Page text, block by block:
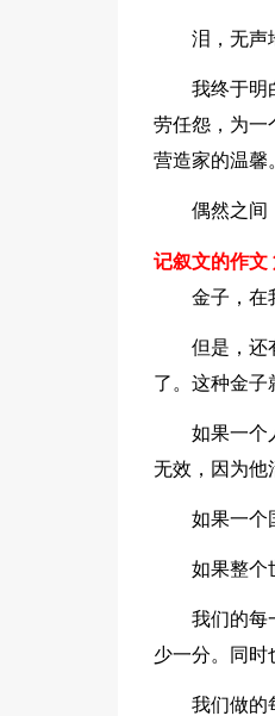
泪，无声
我终于明
劳任怨，为一
营造家的温馨。
偶然之间
记叙文的作文
金子，在
但是，还
了。这种金子
如果一个
无效，因为他
如果一个
如果整个
我们的每
少一分。同时
我们做的